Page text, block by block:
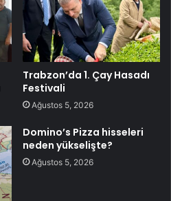
Trabzon’da 1. Çay Hasadı
Festivali
Ağustos 5, 2026
Domino’s Pizza hisseleri
neden yükselişte?
Ağustos 5, 2026